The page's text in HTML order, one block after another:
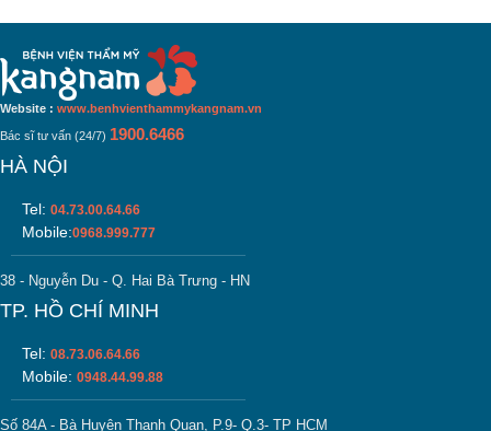
Website : www.benhvienthammykangnam.vn
Bác sĩ tư vấn (24/7) 1900.6466
HÀ NỘI
Tel: 04.73.00.64.66
Mobile:0968.999.777
38 - Nguyễn Du - Q. Hai Bà Trưng - HN
TP. HỒ CHÍ MINH
Tel: 08.73.06.64.66
Mobile: 0948.44.99.88
Số 84A - Bà Huyện Thanh Quan, P.9- Q.3- TP HCM